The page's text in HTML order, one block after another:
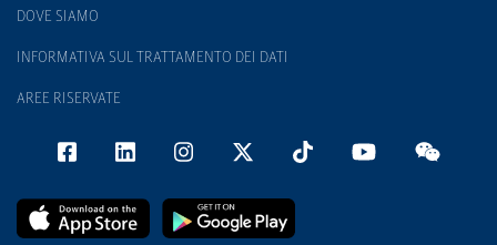
DOVE SIAMO
INFORMATIVA SUL TRATTAMENTO DEI DATI
AREE RISERVATE